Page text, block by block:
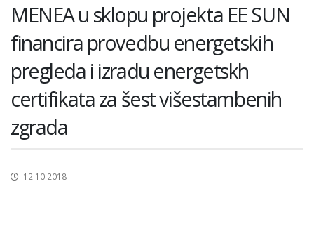
MENEA u sklopu projekta EE SUN
financira provedbu energetskih
pregleda i izradu energetskh
certifikata za šest višestambenih
zgrada
12.10.2018